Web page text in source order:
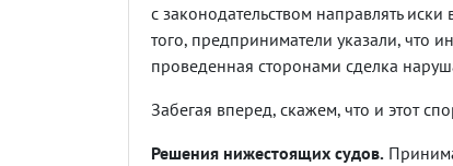
с законодательством направлять
того, предприниматели указали, что
проведенная сторонами сделка
Забегая вперед, скажем, что и этот
Решения нижестоящих судов.